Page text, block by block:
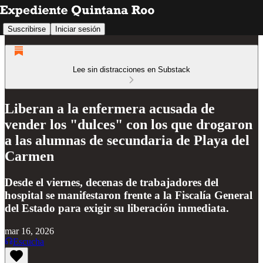
Suscribirse Iniciar sesión
Lee sin distracciones en Substack
Liberan a la enfermera acusada de
vender los "dulces" con los que drogaron
a las alumnas de secundaria de Playa del
Carmen
Desde el viernes, decenas de trabajadores del
hospital se manifestaron frente a la Fiscalía General
del Estado para exigir su liberación inmediata.
mar 16, 2026
Escucha